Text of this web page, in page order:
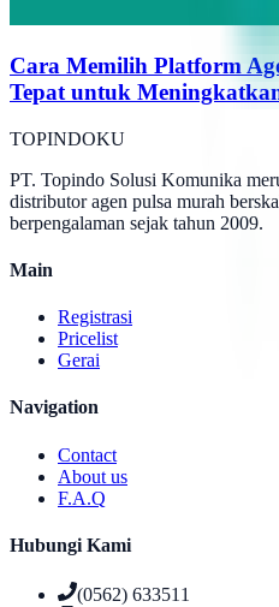
Cara Memilih Platform
Tepat untuk
TOPINDOKU
PT. Topindo Solusi Komunika
distributor agen pulsa murah
berpengalaman sejak tahun 2009.
Main
Registrasi
Pricelist
Gerai
Navigation
Contact
About us
F.A.Q
Hubungi Kami
(0562) 633511